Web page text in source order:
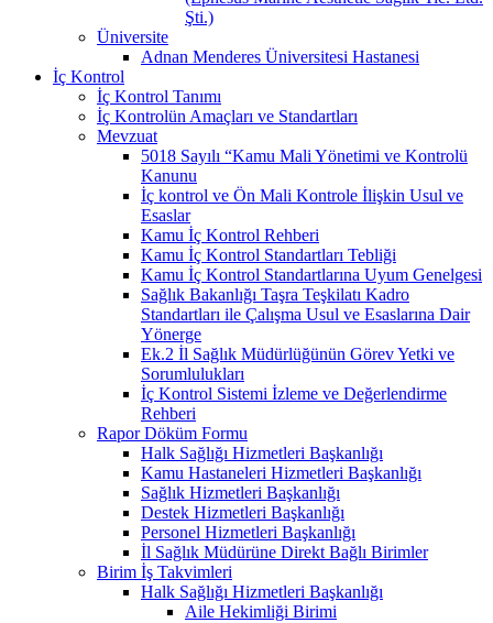
Şti.)
Üniversite
Adnan Menderes Üniversitesi Hastanesi
İç Kontrol
İç Kontrol Tanımı
İç Kontrolün Amaçları ve Standartları
Mevzuat
5018 Sayılı “Kamu Mali Yönetimi ve Kontrolü
Kanunu
İç kontrol ve Ön Mali Kontrole İlişkin Usul ve
Esaslar
Kamu İç Kontrol Rehberi
Kamu İç Kontrol Standartları Tebliği
Kamu İç Kontrol Standartlarına Uyum Genelgesi
Sağlık Bakanlığı Taşra Teşkilatı Kadro
Standartları ile Çalışma Usul ve Esaslarına Dair
Yönerge
Ek.2 İl Sağlık Müdürlüğünün Görev Yetki ve
Sorumlulukları
İç Kontrol Sistemi İzleme ve Değerlendirme
Rehberi
Rapor Döküm Formu
Halk Sağlığı Hizmetleri Başkanlığı
Kamu Hastaneleri Hizmetleri Başkanlığı
Sağlık Hizmetleri Başkanlığı
Destek Hizmetleri Başkanlığı
Personel Hizmetleri Başkanlığı
İl Sağlık Müdürüne Direkt Bağlı Birimler
Birim İş Takvimleri
Halk Sağlığı Hizmetleri Başkanlığı
Aile Hekimliği Birimi